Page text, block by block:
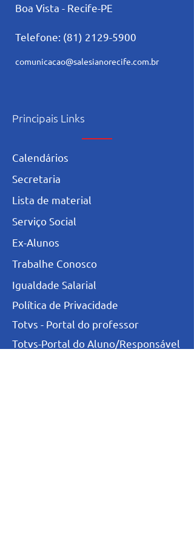
Boa Vista - Recife-PE
Telefone: (81) 2129-5900
comunicacao@salesianorecife.com.br
Principais Links
Calendários
Secretaria
L ista de material
Serviço Social
Ex-Alunos
Trabalhe Conosco
Igualdade Salarial
Política de Privacidade
Totvs - Portal do professor
Totvs-Portal do Aluno/Responsável